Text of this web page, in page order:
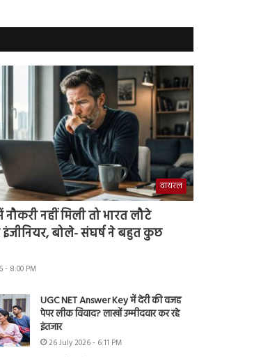
वायरल
नहीं मिली तो भारत लौटे
बोले- संघर्ष ने बहुत कुछ
- 8:00 PM
UGC NET Answer Key में देरी की वजह
पेपर लीक विवाद? लाखों उम्मीदवार कर रहे
इंतजार
26 July 2026 - 6:11 PM